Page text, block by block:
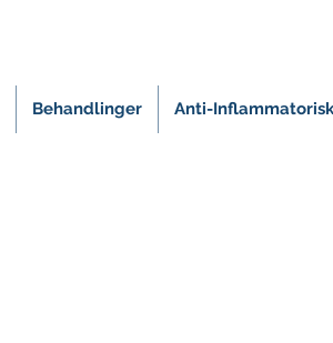
Behandlinger Anti-